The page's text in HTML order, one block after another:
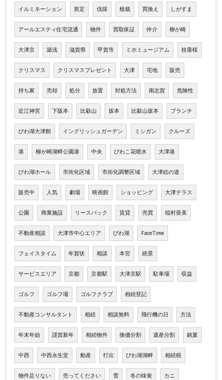
イルミネーション 剪定 伐採 植栽 買換え しがすま
アールエスティ住宅流通 物件 買取保証 仲介 柳が崎
大津京 築浅 滋賀県 甲賀市 ミホミュージアム 枝垂桜
クリスマス クリスマスプレゼント 大津 宅地 販売
持ち家 売却 処分 放置 対処方法 南志賀 危険性
近江神宮 下阪本 比叡山 坂本 比叡山坂本 ブランチ
びわ湖大津館 イングリッシュガーデン ミシガン クルーズ
港 柳が崎湖畔公園港 中央 びわこ花噴水 大津港
びわ湖ホール 市街化区域 市街化調整区域 大津絵の道
販売中 人気 劇場 映画館 ショッピング 大津テラス
公園 商業施設 リースバック 賃貸 売買 稲村亜美
不動産相談 大津市中心エリア びわ湖 FaceTime
フェイスタイム 年賀状 相談 本宮 絶景
サービスエリア 京都 京都駅 大津京駅 駐車場 収益
ゴルフ ゴルフ場 ゴルフクラブ 相続登記
不動産コンサルタント 相続 相談無料 飛行機の日 方法
年末年始 謹賀新年 相続物件 換価分割 遺産分割 銘菓
中西 中西永生堂 動産 打出 びわ湖湖畔 相続税
物件足りない 売ってください 雪 冬の味覚 カニ